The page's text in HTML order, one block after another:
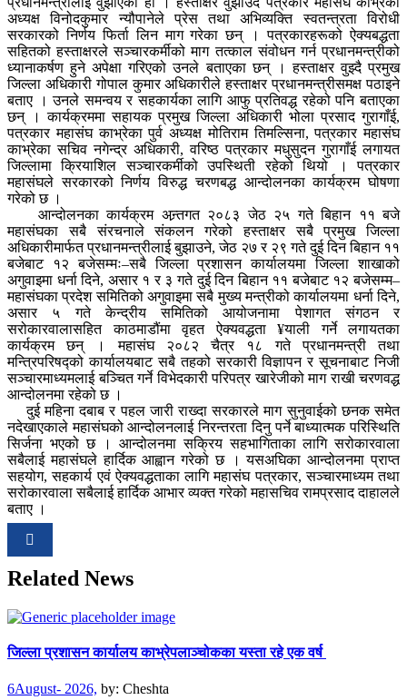
अध्यक्ष विनोदकुमार न्यौपानेले प्रेस तथा अभिव्यक्ति स्वतन्त्रता विरोधी
सरकारको निर्णय फिर्ता लिन माग गरेका छन् । पत्रकारहरूको ऐक्यबद्धता
सहितको हस्ताक्षरले सञ्चारकर्मीको माग तत्काल संवोधन गर्न प्रधानमन्त्रीको
ध्यानाकर्षण हुने अपेक्षा गरिएको उनले बताएका छन् । हस्ताक्षर वुझ्दै प्रमुख
जिल्ला अधिकारी गोपाल कुमार अधिकारीले हस्ताक्षर प्रधानमन्त्रीसमक्ष पठाइने
बताए । उनले समन्वय र सहकार्यका लागि आफु प्रतिवद्ध रहेको पनि बताएका
छन् । कार्यक्रममा सहायक प्रमुख जिल्ला अधिकारी भोला प्रसाद गुरागाँई,
पत्रकार महासंघ काभ्रेका पुर्व अध्यक्ष मोतिराम तिमल्सिना, पत्रकार महासंघ
काभ्रेका सचिव नगेन्द्र अधिकारी, वरिष्ठ पत्रकार मधुसुदन गुरागाँई लगायत
जिल्लामा क्रियाशिल सञ्चारकर्मीको उपस्थिती रहेको थियो । पत्रकार
महासंघले सरकारको निर्णय विरुद्ध चरणबद्ध आन्दोलनका कार्यक्रम घोषणा
गरेको छ ।
आन्दोलनका कार्यक्रम अन्र्तगत २०८३ जेठ २५ गते बिहान ११ बजे
महासंघका सबै संरचनाले संकलन गरेको हस्ताक्षर सबै प्रमुख जिल्ला
अधिकारीमार्फत प्रधानमन्त्रीलाई बुझाउने, जेठ २७ र २९ गते दुई दिन बिहान ११
बजेबाट १२ बजेसम्मः–सबै जिल्ला प्रशासन कार्यालयमा जिल्ला शाखाको
अगुवाइमा धर्ना दिने, असार १ र ३ गते दुई दिन बिहान ११ बजेबाट १२ बजेसम्म–
महासंघका प्रदेश समितिको अगुवाइमा सबै मुख्य मन्त्रीको कार्यालयमा धर्ना दिने,
असार ५ गते केन्द्रीय समितिको आयोजनामा पेशागत संगठन र
सरोकारवालासहित काठमाडौंमा वृहत ऐक्यवद्धता ¥याली गर्ने लगायतका
कार्यक्रम छन् । महासंघ २०८२ चैत्र १८ गते प्रधानमन्त्री तथा
मन्त्रिपरिषद्को कार्यालयबाट सबै तहको सरकारी विज्ञापन र सूचनाबाट निजी
सञ्चारमाध्यमलाई बञ्चित गर्ने विभेदकारी परिपत्र खारेजीको माग राखी चरणवद्ध
आन्दोलनमा रहेको छ ।
दुई महिना दबाब र पहल जारी राख्दा सरकारले माग सुनुवाईको छनक समेत
नदेखाएकाले महासंघको आन्दोलनलाई निरन्तरता दिनु पर्ने बाध्यात्मक परिस्थिति
सिर्जना भएको छ । आन्दोलनमा सक्रिय सहभागिताका लागि सरोकारवाला
सबैलाई महासंघले हार्दिक आह्वान गरेको छ । यसअघिका आन्दोलनमा प्राप्त
सहयोग, सहकार्य एवं ऐक्यवद्धताका लागि महासंघ पत्रकार, सञ्चारमाध्यम तथा
सरोकारवाला सबैलाई हार्दिक आभार व्यक्त गरेको महासचिव रामप्रसाद दाहालले
बताए ।
Related News
जिल्ला प्रशासन कार्यालय काभ्रेपलाञ्चोकका यस्ता रहे एक वर्ष
6August- 2026, by: Cheshta